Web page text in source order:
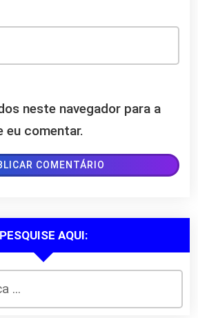
neste navegador para a
eu comentar.
PESQUISE AQUI: